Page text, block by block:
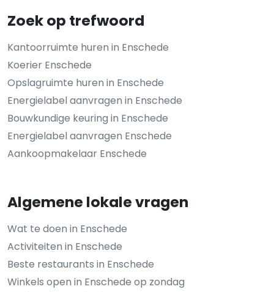
Zoek op trefwoord
Kantoorruimte huren in Enschede
Koerier Enschede
Opslagruimte huren in Enschede
Energielabel aanvragen in Enschede
Bouwkundige keuring in Enschede
Energielabel aanvragen Enschede
Aankoopmakelaar Enschede
Algemene lokale vragen
Wat te doen in Enschede
Activiteiten in Enschede
Beste restaurants in Enschede
Winkels open in Enschede op zondag